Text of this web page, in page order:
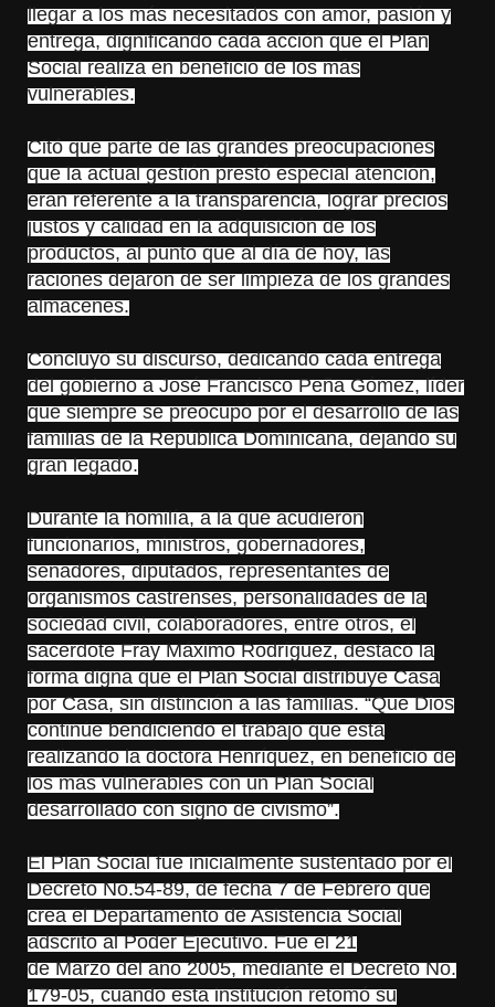
llegar a los más necesitados con amor, pasión y
entrega, dignificando cada acción que el Plan
Social realiza en beneficio de los más
vulnerables.
Citó que parte de las grandes preocupaciones
que la actual gestión prestó especial atención,
eran referente a la transparencia, lograr precios
justos y calidad en la adquisición de los
productos, al punto que al día de hoy, las
raciones dejaron de ser limpieza de los grandes
almacenes.
Concluyó su discurso, dedicando cada entrega
del gobierno a José Francisco Peña Gómez, líder
que siempre se preocupó por el desarrollo de las
familias de la República Dominicana, dejando su
gran legado.
Durante la homilía, a la que acudieron
funcionarios, ministros, gobernadores,
senadores, diputados, representantes de
organismos castrenses, personalidades de la
sociedad civil, colaboradores, entre otros, el
sacerdote Fray Máximo Rodríguez, destacó la
forma digna que el Plan Social distribuye Casa
por Casa, sin distinción a las familias. “Que Dios
continúe bendiciendo el trabajo que está
realizando la doctora Henríquez, en beneficio de
los más vulnerables con un Plan Social
desarrollado con signo de civismo”.
El Plan Social fue inicialmente sustentado por el
Decreto No.54-89, de fecha 7 de Febrero que
crea el Departamento de Asistencia Social
adscrito al Poder Ejecutivo. Fue el 21
deMarzodel año 2005, mediante el Decreto No.
179-05, cuando esta institución retomó su